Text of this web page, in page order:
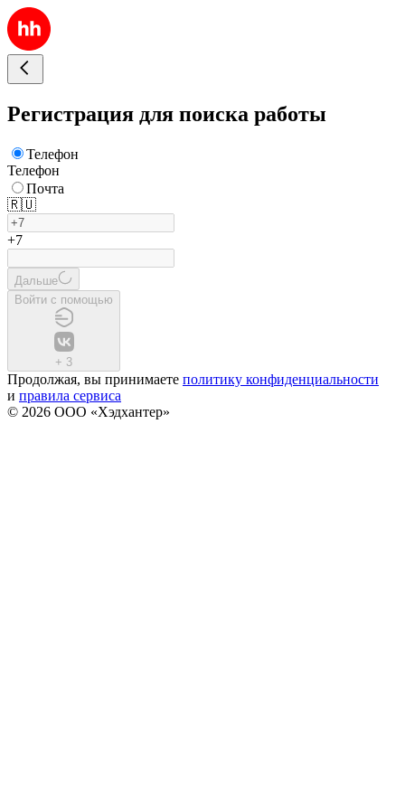
Регистрация для поиска работы
Телефон
Телефон
Почта
🇷🇺
+7
Дальше
Войти с помощью
+ 3
Продолжая, вы принимаете политику конфиденциальности
и правила сервиса
© 2026 ООО «Хэдхантер»